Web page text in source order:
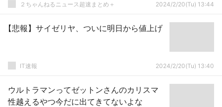
２ちゃんねるニュース超速まとめ＋ 2024/2/20(Tu) 13:44
【悲報】サイゼリヤ、ついに明日から値上げ
IT速報 2024/2/20(Tu) 13:40
ウルトラマンってゼットンさんのカリスマ
性越えるやつ今だに出てきてないよな